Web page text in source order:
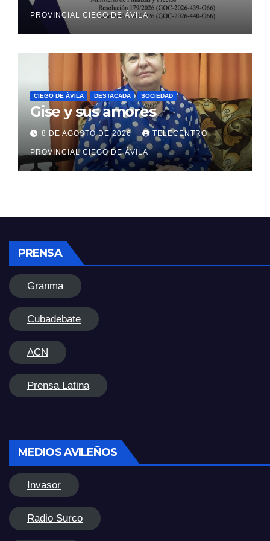
sectores estatal y no estatal
PROVINCIAL CIEGO DE ÁVILA
CIEGO DE ÁVILA DESTACADA SOCIEDAD
Gise y sus amores
8 DE AGOSTO DE 2026 TELECENTRO
PROVINCIAL CIEGO DE ÁVILA
PRENSA
Granma
Cubadebate
ACN
Prensa Latina
MEDIOS AVILEÑOS
Invasor
Radio Surco